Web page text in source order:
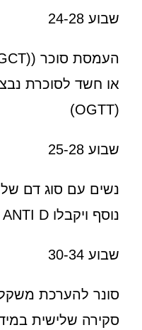
שבוע 24-28
(OGTT)
שבוע 25-28
נשים עם סוג דם
נוסף ויקבלו ANTI D בשבוע -28
שבוע 30-34
סונר להערכת
סקירה שלישית